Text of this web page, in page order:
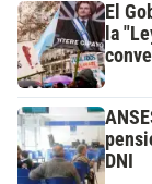
El
la
DNI